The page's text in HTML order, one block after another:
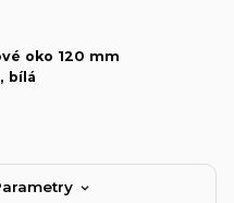
oko 120 mm
bílá